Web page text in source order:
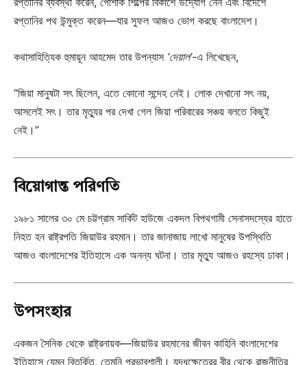
রপ্তানির পথ উন্মুক্ত করেন—যার সুফল আজও ভোগ করছে বাংলাদেশ।
কথাসাহিত্যিক হুমায়ূন আহমেদ তার উপন্যাস ‘দেয়াল’-এ লিখেছেন,
“জিয়া মানুষটা সৎ ছিলেন, এতে কোনো সন্দেহ নেই। লোক দেখানো সৎ নয়,
আসলেই সৎ। তার মৃত্যুর পর দেখা গেল জিয়া পরিবারের সঞ্চয় বলতে কিছুই
নেই।”
বিয়োগান্ত পরিণতি
১৯৮১ সালের ৩০ মে চট্টগ্রাম সার্কিট হাউজে একদল বিপথগামী সেনাসদস্যের হাতে
নিহত হন রাষ্ট্রপতি জিয়াউর রহমান। তার জানাজায় লাখো মানুষের উপস্থিতি
আজও বাংলাদেশের ইতিহাসে এক অনন্য ঘটনা। তার মৃত্যু আজও রহস্যে ঢাকা।
উপসংহার
একজন সৈনিক থেকে রাষ্ট্রনায়ক—জিয়াউর রহমানের জীবন কাহিনি বাংলাদেশের
ইতিহাসে যেমন বিতর্কিত, তেমনি প্রভাবশালী। যুদ্ধক্ষেত্রের বীর থেকে রাজনীতির